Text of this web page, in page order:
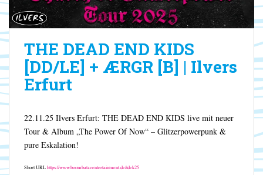
THE DEAD END KIDS
[DD/LE] + ÆRGR [B] | Ilvers
Erfurt
22.11.25 Ilvers Erfurt: THE DEAD END KIDS live mit neuer
Tour & Album „The Power Of Now“ – Glitzerpowerpunk &
pure Eskalation!
Short URLhttps://www.boombatzeentertainment.de/tdek25